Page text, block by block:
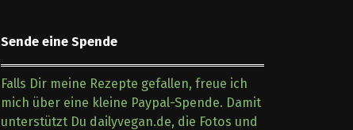
Sende eine Spende
Falls Dir meine Rezepte gefallen, freue ich
mich über eine kleine Paypal-Spende. Damit
unterstützt Du dailyvegan.de, die Fotos und